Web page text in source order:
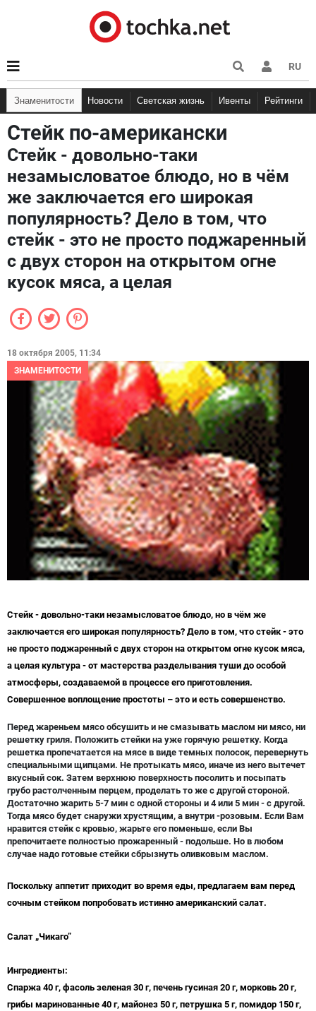
RU
Знаменитости Новости Светская жизнь Ивенты Рейтинги
Стейк по-американски
Стейк - довольно-таки
незамысловатое блюдо, но в чём
же заключается его широкая
популярность? Дело в том, что
стейк - это не просто поджаренный
с двух сторон на открытом огне
кусок мяса, а целая
18 октября 2005, 11:34
ЗНАМЕНИТОСТИ
Стейк - довольно-таки незамысловатое блюдо, но в чём же
заключается его широкая популярность? Дело в том, что стейк - это
не просто поджаренный с двух сторон на открытом огне кусок мяса,
а целая культура - от мастерства разделывания туши до особой
атмосферы, создаваемой в процессе его приготовления.
Совершенное воплощение простоты – это и есть совершенство.
Перед жареньем мясо обсушить и не смазывать маслом ни мясо, ни
решетку гриля. Положить стейки на уже горячую решетку. Когда
решетка пропечатается на мясе в виде темных полосок, перевернуть
специальными щипцами. Не протыкать мясо, иначе из него вытечет
вкусный сок. Затем верхнюю поверхность посолить и посыпать
грубо растолченным перцем, проделать то же с другой стороной.
Достаточно жарить 5-7 мин с одной стороны и 4 или 5 мин - с другой.
Тогда мясо будет снаружи хрустящим, а внутри -розовым. Если Вам
нравится стейк с кровью, жарьте его поменьше, если Вы
препочитаете полностью прожаренный - подольше. Но в любом
случае надо готовые стейки сбрызнуть оливковым маслом.
Поскольку аппетит приходит во время еды, предлагаем вам перед
сочным стейком попробовать истинно американский салат.
Салат „Чикаго”
Ингредиенты:
Спаржа 40 г, фасоль зеленая 30 г, печень гусиная 20 г, морковь 20 г,
грибы маринованные 40 г, майонез 50 г, петрушка 5 г, помидор 150 г,